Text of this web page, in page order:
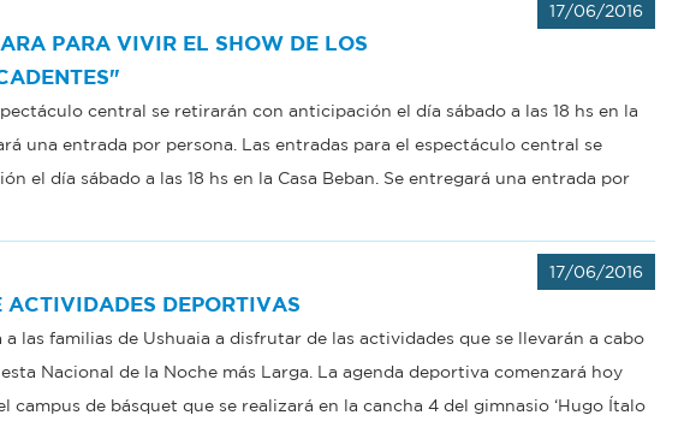
17/06/2016
PARA VIVIR EL SHOW DE LOS
central se retirarán con anticipación el día sábado a las 18 hs en la
una entrada por persona. Las entradas para el espectáculo central se
el día sábado a las 18 hs en la Casa Beban. Se entregará una entrada por
17/06/2016
ACTIVIDADES DEPORTIVAS
las familias de Ushuaia a disfrutar de las actividades que se llevarán a cabo
Nacional de la Noche más Larga. La agenda deportiva comenzará hoy
campus de básquet que se realizará en la cancha 4 del gimnasio ‘Hugo Ítalo